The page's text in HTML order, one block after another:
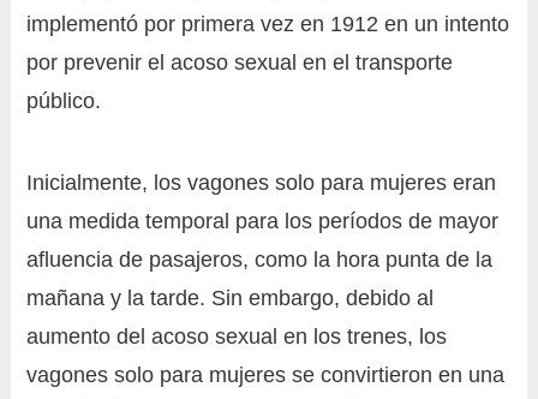
implementó por primera vez en 1912 en un intento
por prevenir el acoso sexual en el transporte
público.
Inicialmente, los vagones solo para mujeres eran
una medida temporal para los períodos de mayor
afluencia de pasajeros, como la hora punta de la
mañana y la tarde. Sin embargo, debido al
aumento del acoso sexual en los trenes, los
vagones solo para mujeres se convirtieron en una